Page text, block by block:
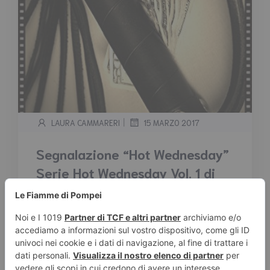
LAURA CAMMARERI | 15 MARZO 2017
Segnalazione “Hot Wednesday”
Serie Hot Wednesday Vol. 1 di
Taylor Kinney
Tempo stimato di lettura: < 1
minuto
Segnalazione “Hot Wednesday” Serie Hot
Wednesday Vol. 1 di Taylor Kinney Trama:
Julian è un escort […]